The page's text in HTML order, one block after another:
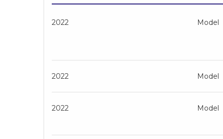
2022 Model
2022 Model
2022 Model